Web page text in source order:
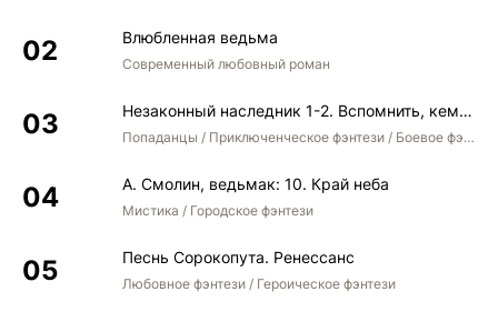
Влюбленная ведьма
Современный любовный роман
Незаконный наследник 1-2. Вспомнить, кем был. Стать собой. Остаться собой
Попаданцы / Приключенческое фэнтези / Боевое фэнтези / Юмористическое фэнтези
А. Смолин, ведьмак: 10. Край неба
Мистика / Городское фэнтези
Песнь Сорокопута. Ренессанс
Любовное фэнтези / Героическое фэнтези